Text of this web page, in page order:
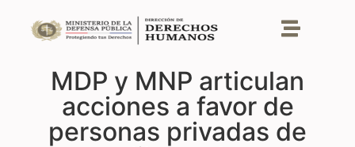
MDP y MNP articulan
acciones a favor de
personas privadas de